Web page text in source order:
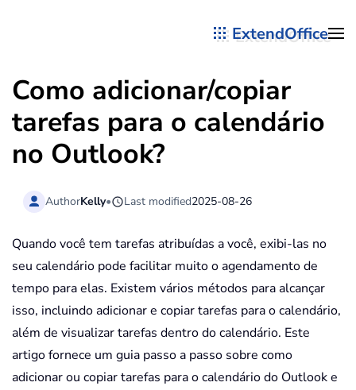
ExtendOffice
Como adicionar/copiar
tarefas para o calendário
no Outlook?
AuthorKelly• Last modified2025-08-26
Quando você tem tarefas atribuídas a você, exibi-las no
seu calendário pode facilitar muito o agendamento de
tempo para elas. Existem vários métodos para alcançar
isso, incluindo adicionar e copiar tarefas para o calendário,
além de visualizar tarefas dentro do calendário. Este
artigo fornece um guia passo a passo sobre como
adicionar ou copiar tarefas para o calendário do Outlook e